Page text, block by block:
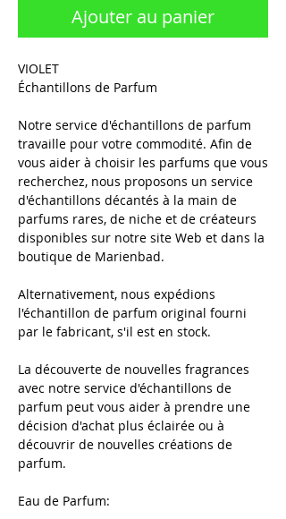
Ajouter au panier
VIOLET
Échantillons de Parfum
Notre service d'échantillons de parfum
travaille pour votre commodité. Afin de
vous aider à choisir les parfums que vous
recherchez, nous proposons un service
d'échantillons décantés à la main de
parfums rares, de niche et de créateurs
disponibles sur notre site Web et dans la
boutique de Marienbad.
Alternativement, nous expédions
l'échantillon de parfum original fourni
par le fabricant, s'il est en stock.
La découverte de nouvelles fragrances
avec notre service d'échantillons de
parfum peut vous aider à prendre une
décision d'achat plus éclairée ou à
découvrir de nouvelles créations de
parfum.
Eau de Parfum: